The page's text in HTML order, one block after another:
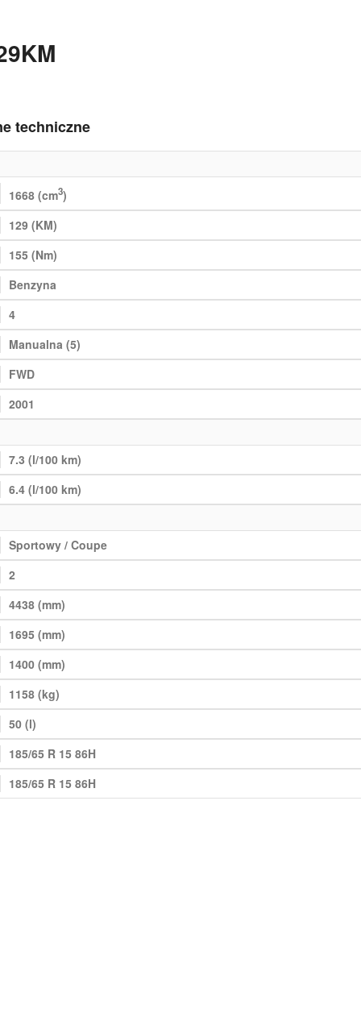
techniczne
1668 (cm3)
129 (KM)
155 (Nm)
Benzyna
4
Manualna (5)
FWD
2001
7.3 (l/100 km)
6.4 (l/100 km)
Sportowy / Coupe
2
4438 (mm)
1695 (mm)
1400 (mm)
1158 (kg)
50 (l)
185/65 R 15 86H
185/65 R 15 86H